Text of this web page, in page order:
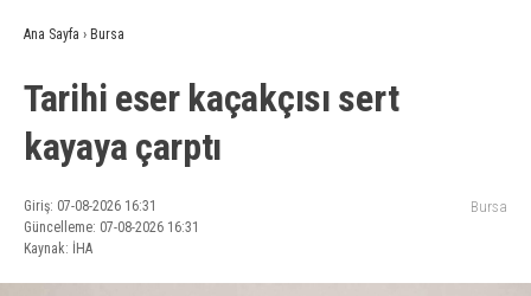
Ana Sayfa › Bursa
Tarihi eser kaçakçısı sert
kayaya çarptı
Giriş: 07-08-2026 16:31
Güncelleme: 07-08-2026 16:31
Kaynak: İHA
Bursa